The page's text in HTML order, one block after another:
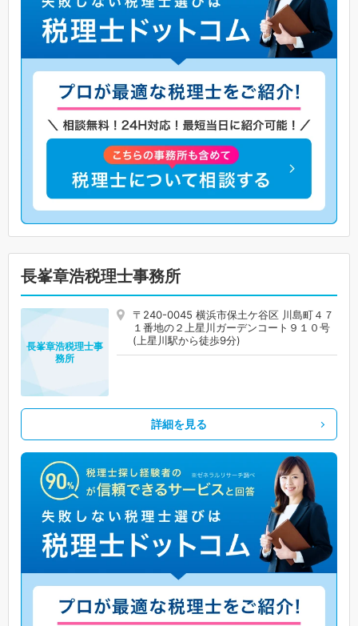
長峯章浩税理士事務所
〒240-0045 横浜市保土ケ谷区 川島町４７
１番地の２上星川ガーデンコート９１０号
(上星川駅から徒歩9分)
長峯章浩税理士事
務所
詳細を見る